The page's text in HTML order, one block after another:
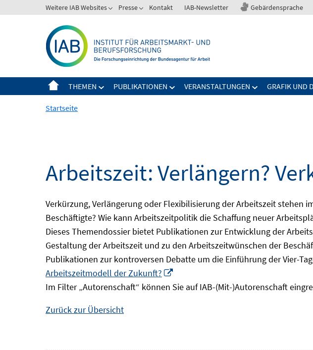
zum
Weitere IAB Websites Presse Kontakt IAB-Newsletter Gebärdensprache
THEMEN PUBLIKATIONEN VERANSTALTUNGEN GRAFIK UND
Startseite
Arbeitszeit: Verlängern?
Verkürzung, Verlängerung oder Flexibilisierung der Arbeitszeit stehen
Beschäftigte? Wie kann Arbeitszeitpolitik die Schaffung neuer
Dieses Themendossier bietet Publikationen zur Entwicklung der
Gestaltung der Arbeitszeit und zu den Arbeitszeitwünschen der
Publikationen zur kontroversen Debatte um die Einführung der Vier-
Arbeitszeitmodell der Zukunft?
neuem
Im Filter „Autorenschaft“ können Sie auf IAB-(Mit-)Autorenschaft
Zurück zur Übersicht